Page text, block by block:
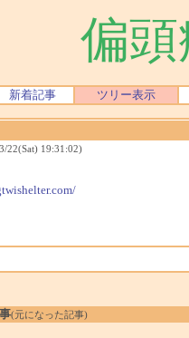
偏
新着記事 ツリー表示
22(Sat) 19:31:02)
(元になった記事)